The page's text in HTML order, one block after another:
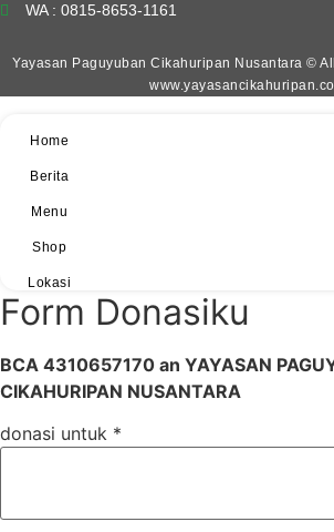
WA : 0815-8653-1161
Yayasan Paguyuban Cikahuripan Nusantara ©
Home
Berita
Menu
Shop
Lokasi
Form Donasiku
BCA 4310657170 an YAYASAN
CIKAHURIPAN NUSANTARA
donasi untuk *